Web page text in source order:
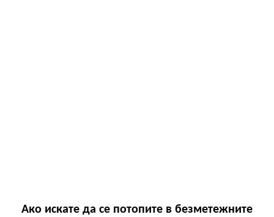
Ако искате да се потопите в безметежните